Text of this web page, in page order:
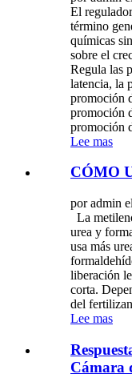
El
término
químicas
sobre el
Regula las
latencia, la
promoción
promoción
promoción
Lee mas
CÓMO
por admin
La
urea y
usa más
liberación
corta.
del
Lee mas
Cámara